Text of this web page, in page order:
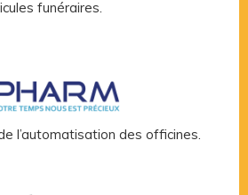
funéraires.
l’automatisation des officines.